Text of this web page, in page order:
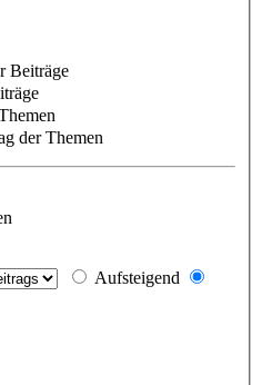
Beiträge
der Themen
Aufsteigend